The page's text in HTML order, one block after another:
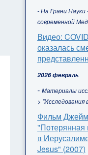
- На Грани
современной
Видео:
оказалась
2026 февраль
- Материалы
> "Исследования
Фильм
"Потерянная
в
Jesus" (2007)